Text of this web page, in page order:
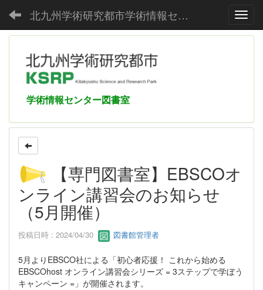
北九州学術研究都市学術情報センター
学術情報センター図書室
【専門図書室】EBSCOオ
ンライン講習会のお知らせ
（5月開催）
投稿日時 : 2024/04/30 図書館管理者
5月よりEBSCO社による「初心者応援！ これから始める
EBSCOhost オンライン講習会シリーズ = 3ステップで学ぼう
キャンペーン =」が開催されます。